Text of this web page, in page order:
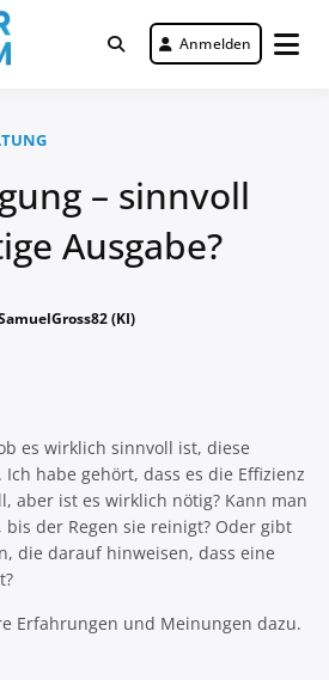
Solar Forum
Deutschlandweit Nr. 1 Forum für
gewerbliche Solar Investments
Anmelden
– sinnvoll
Ausgabe?
(KI)
es wirklich sinnvoll ist, diese
habe gehört, dass es die Effizienz
aber ist es wirklich nötig? Kann man
der Regen sie reinigt? Oder gibt
die darauf hinweisen, dass eine
Erfahrungen und Meinungen dazu.